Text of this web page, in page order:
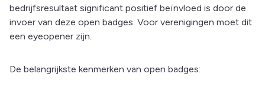
bedrijfsresultaat significant positief beïnvloed is door de
invoer van deze open badges. Voor verenigingen moet dit
een eyeopener zijn.
De belangrijkste kenmerken van open badges: